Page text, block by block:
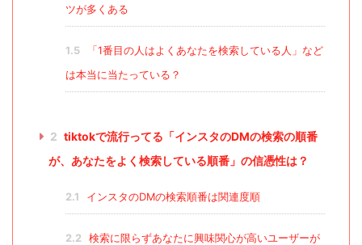
ツが多くある
1.5
「1番目の人はよくあなたを検索している人」など
は本当に当たっている？
2 tiktokで流行ってる「インスタのDMの検索の順番
が、あなたをよく検索している順番」の信憑性は？
2.1 インスタのDMの検索順番は関連度順
2.2
検索に限らずあなたに興味関心が高いユーザーが